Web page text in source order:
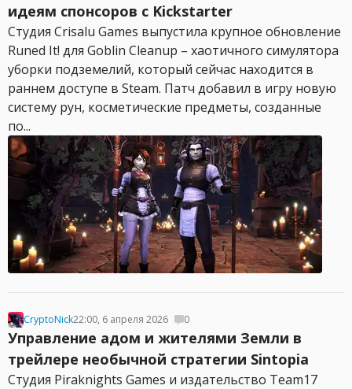
идеям спонсоров с Kickstarter
Студия Crisalu Games выпустила крупное обновление
Runed It! для Goblin Cleanup – хаотичного симулятора
уборки подземелий, который сейчас находится в
раннем доступе в Steam. Патч добавил в игру новую
систему рун, косметические предметы, созданные
по...
CryptoNick22:00, 6 апреля 2026 0
Управление адом и жителями Земли в
трейлере необычной стратегии Sintopia
Студия Piraknights Games и издательство Team17